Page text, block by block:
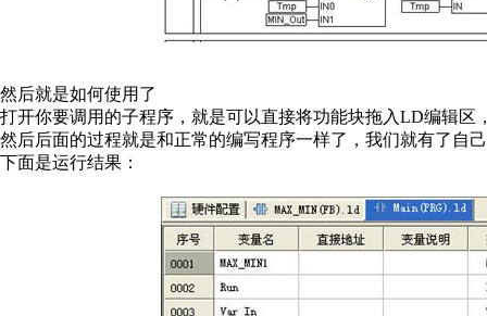
然后就是如何使用了
打开你要调用的子程序，就是可以直接将功能块拖入LD编辑区
然后后面的过程就是和正常的编写程序一样了，我们就有了自
下面是运行结果：